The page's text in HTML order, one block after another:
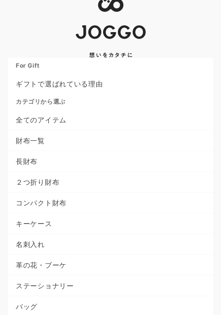
For Gift
ギフトで選ばれている理由
カテゴリから選ぶ
全てのアイテム
財布一覧
長財布
２つ折り財布
コンパクト財布
キーケース
名刺入れ
革の花・ブーケ
ステーショナリー
バッグ